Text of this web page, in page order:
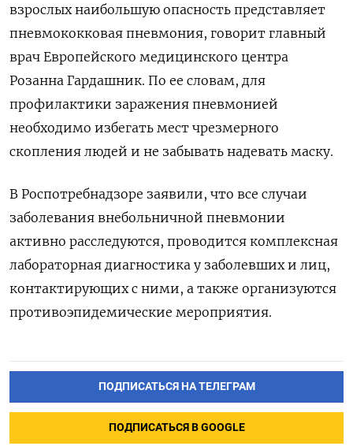
взрослых наибольшую опасность представляет
пневмококковая пневмония, говорит главный
врач Европейского медицинского центра
Розанна Гардашник. По ее словам, для
профилактики заражения пневмонией
необходимо избегать мест чрезмерного
скопления людей и не забывать надевать маску.
В Роспотребнадзоре заявили, что все случаи
заболевания внебольничной пневмонии
активно расследуются, проводится комплексная
лабораторная диагностика у заболевших и лиц,
контактирующих с ними, а также организуются
противоэпидемические мероприятия.
ПОДПИСАТЬСЯ НА ТЕЛЕГРАМ
ПОДПИСАТЬСЯ В GOOGLE